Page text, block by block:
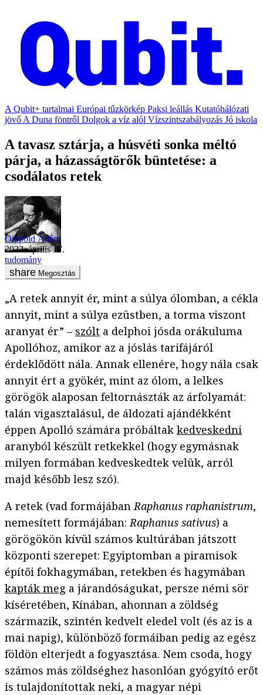
A Qubit+ tartalmai Európai tűzkörkép Paksi leállás Kutatóhálózati
jövő A Duna föntről Dolgok a víz alól Vízszintszabályozás Jó iskola
A tavasz sztárja, a húsvéti sonka méltó
párja, a házasságtörők büntetése: a
csodálatos retek
Dippold Ádám
2022. április 17.
tudomány
Megosztás
„A retek annyit ér, mint a súlya ólomban, a cékla
annyit, mint a súlya ezüstben, a torma viszont
aranyat ér” – szólt a delphoi jósda orákuluma
Apollóhoz, amikor az a jóslás tarifájáról
érdeklődött nála. Annak ellenére, hogy nála csak
annyit ért a gyökér, mint az ólom, a lelkes
görögök alaposan feltornászták az árfolyamát:
talán vigasztalásul, de áldozati ajándékként
éppen Apolló számára próbáltak kedveskedni
aranyból készült retkekkel (hogy egymásnak
milyen formában kedveskedtek velük, arról
majd később lesz szó).
A retek (vad formájábanRaphanus raphanistrum,
nemesített formájában:Raphanus sativus) a
görögökön kívül számos kultúrában játszott
központi szerepet: Egyiptomban a piramisok
építői fokhagymában, retekben és hagymában
kapták meg a járandóságukat, persze némi sör
kíséretében, Kínában, ahonnan a zöldség
származik, szintén kedvelt eledel volt (és az is a
mai napig), különböző formáiban pedig az egész
földön elterjedt a fogyasztása. Nem csoda, hogy
számos más zöldséghez hasonlóan gyógyító erőt
is tulajdonítottak neki, a magyar népi